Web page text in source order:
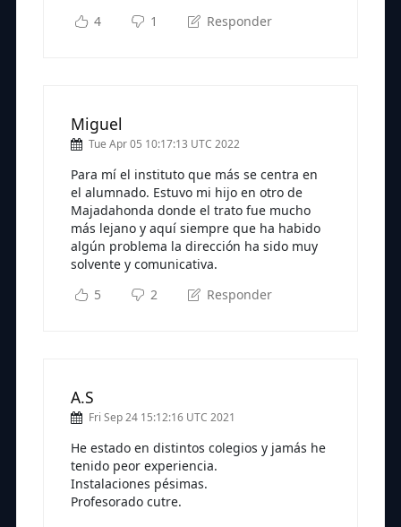
4
1 Responder
Miguel
Tue Apr 05 10:17:13 UTC 2022
Para mí el instituto que más se centra en
el alumnado. Estuvo mi hijo en otro de
Majadahonda donde el trato fue mucho
más lejano y aquí siempre que ha habido
algún problema la dirección ha sido muy
solvente y comunicativa.
5
2 Responder
A.S
Fri Sep 24 15:12:16 UTC 2021
He estado en distintos colegios y jamás he
tenido peor experiencia.
Instalaciones pésimas.
Profesorado cutre.